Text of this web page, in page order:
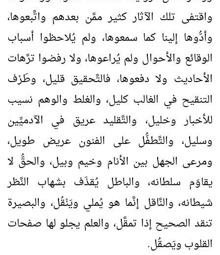
واقتفى تلك الآثار كثير ممَّن بعدهم واتَّبعوها،
وأدُّوها إلينا كما سمعوها، ولم يُلاحظوا أسباب
الوقائع والأحوال ولم يُراعوها، ولا رفضوا ترَّهات
الأحاديث ولا دفعوها، فالتَّحقيق قليل، وطَرْف
التنقيح في الغالب كليل، والغلط والوهم نسيب
للأخبار وخليل، والتَّقليد عريق في الآدميِّين
وسليل، والتَّطفُّل على الفنون عريض طويل،
ومرعى الجهل بين الأنام وخيم وبيل، والحقُّ لا
يقاوَم سلطانه، والباطل يُقذَف بشهاب النَّظر
شيطانه، والنَّاقل إنَّما هو يُملي ويَنْقُل، والبصيرة
تنقد الصحيح إذا تمقَّل، والعلم يجلو لها صفحات
القلوب ويَصقُل.